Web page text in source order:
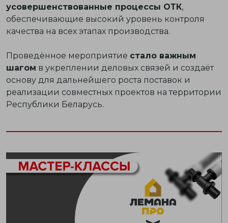
усовершенствованные процессы ОТК,
обеспечивающие высокий уровень контроля
качества на всех этапах производства.
Проведённое мероприятие стало важным
шагом в укреплении деловых связей и создаёт
основу для дальнейшего роста поставок и
реализации совместных проектов на территории
Республики Беларусь.